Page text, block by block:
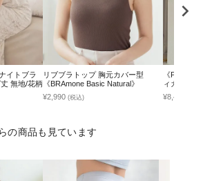
イトブラ
無地/花柄
リブブラトップ 胸元カバー型
《BRAmone Basic Natural》
¥2,990 (税込)
《P.snow
ィガン ガ
¥8,490
の商品も見ています